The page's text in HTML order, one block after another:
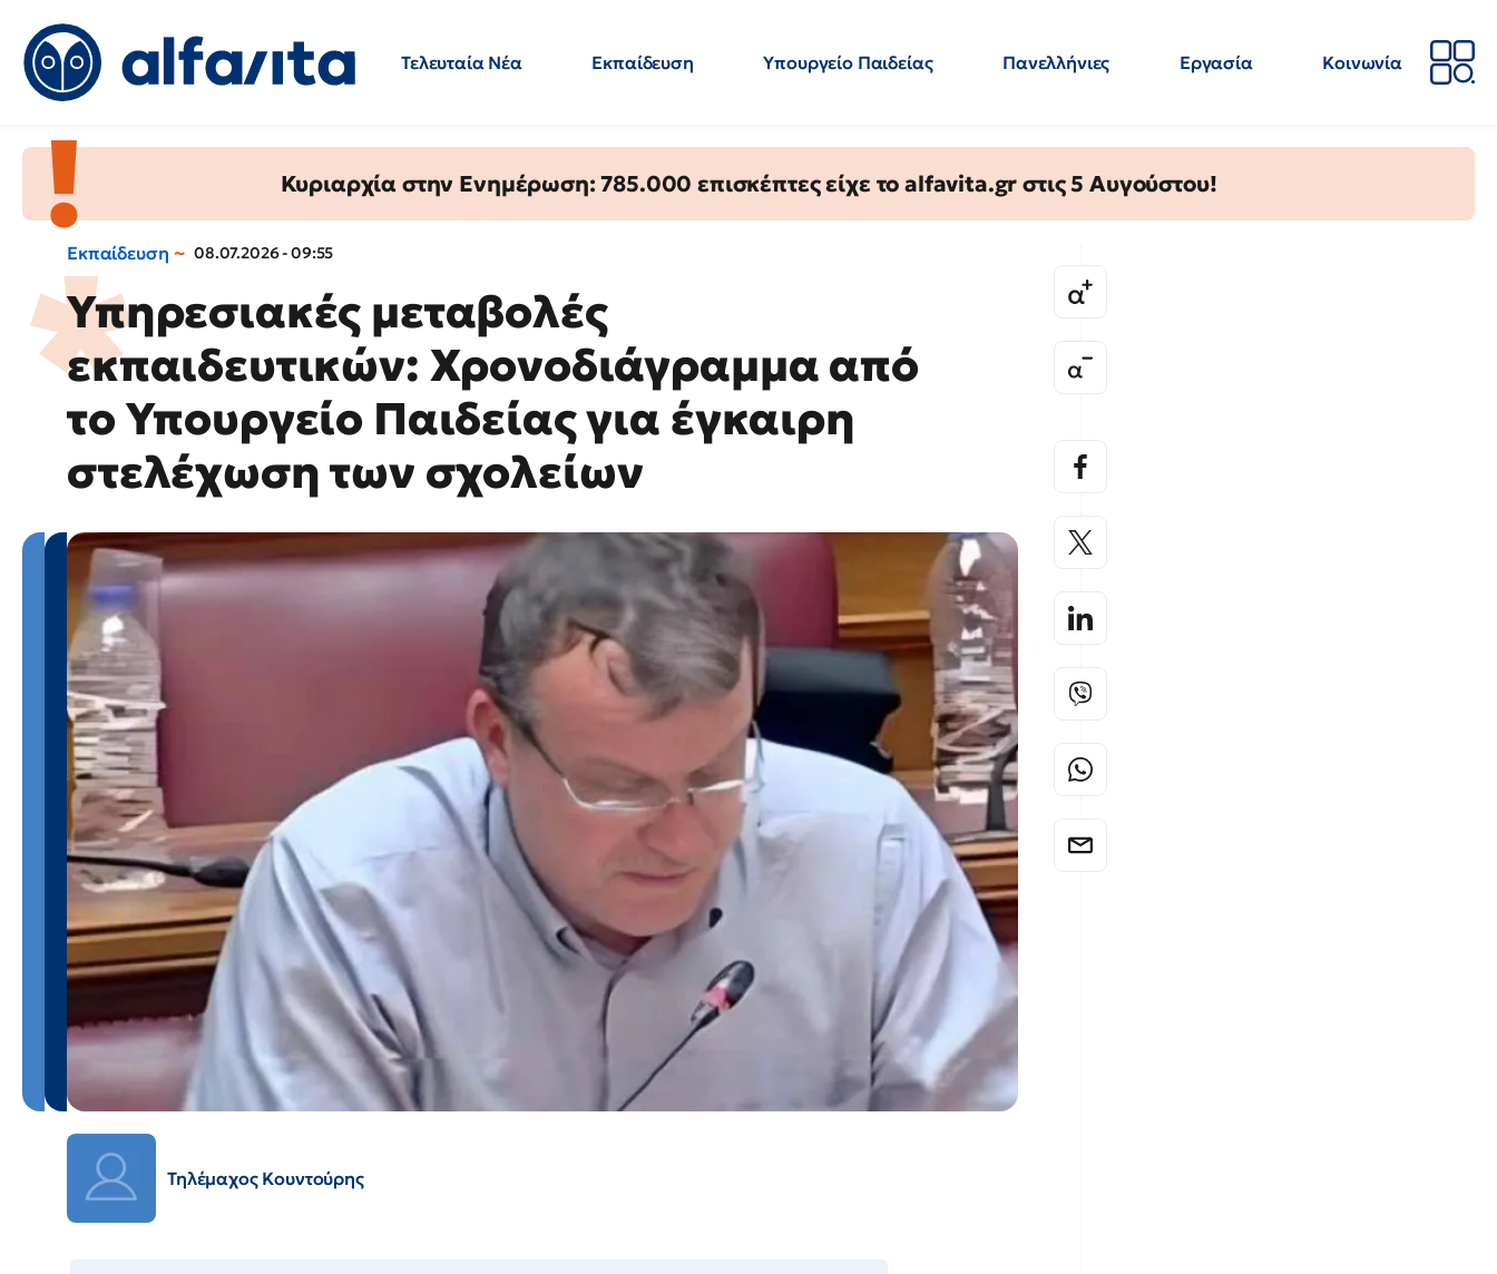
Τελευταία Νέα Εκπαίδευση Υπουργείο Παιδείας Πανελλήνιες Εργασία
Κοινωνία
Κυριαρχία στην Ενημέρωση: 785.000 επισκέπτες είχε το alfavita.gr στις 5 Αυγούστου!
Εκπαίδευση 08.07.2026 - 09:55
Υπηρεσιακές μεταβολές
εκπαιδευτικών: Χρονοδιάγραμμα από
το Υπουργείο Παιδείας για έγκαιρη
στελέχωση των σχολείων
Τηλέμαχος Κουντούρης